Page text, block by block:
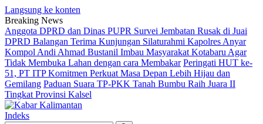
Langsung ke konten
Breaking News
Anggota DPRD dan Dinas PUPR Survei Jembatan Rusak di Juai
DPRD Balangan Terima Kunjungan Silaturahmi Kapolres Anyar
Kompol Andi Ahmad Bustanil Imbau Masyarakat Kotabaru Agar
Tidak Membuka Lahan dengan cara Membakar Peringati HUT ke-
51, PT ITP Komitmen Perkuat Masa Depan Lebih Hijau dan
Gemilang Paduan Suara TP-PKK Tanah Bumbu Raih Juara II
Tingkat Provinsi Kalsel
Indeks